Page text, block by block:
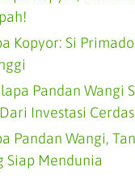
Kopyor: Si
Pandan Wangi
Investasi Cerdas
Pandan Wangi,
Siap Mendunia